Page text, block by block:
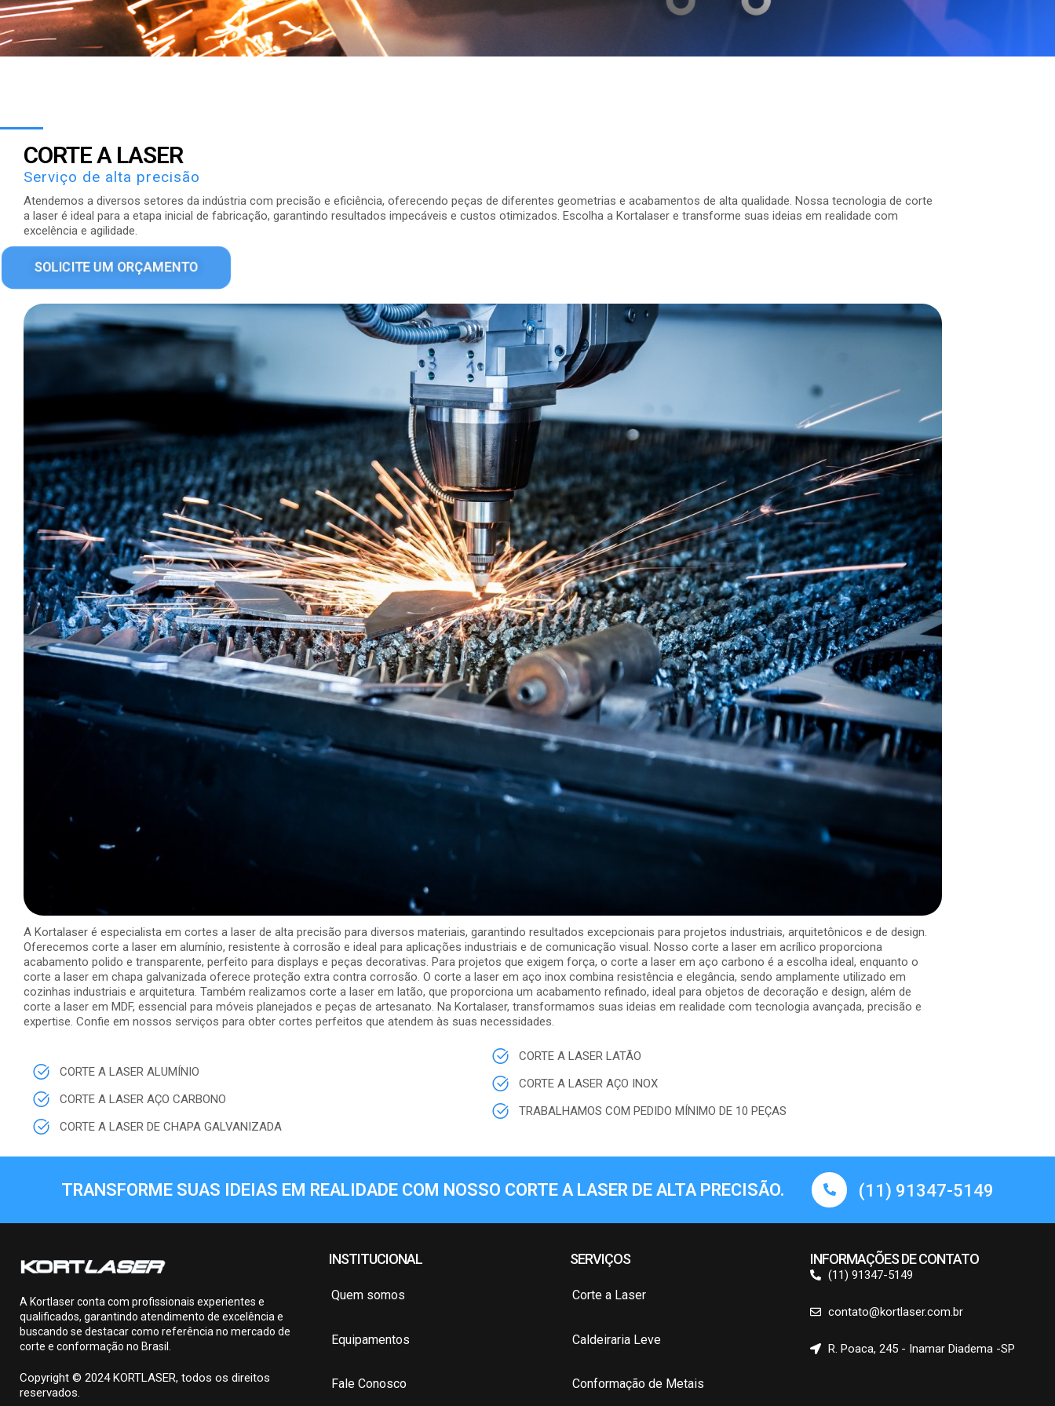
CORTE A LASER
Serviço de alta precisão
Atendemos a diversos setores da indústria com precisão e eficiência, oferecendo peças de diferentes geometrias e acabamentos de alta qualidade. Nossa tecnologia de corte
a laser é ideal para a etapa inicial de fabricação, garantindo resultados impecáveis e custos otimizados. Escolha a Kortalaser e transforme suas ideias em realidade com
excelência e agilidade.
SOLICITE UM ORÇAMENTO
A Kortalaser é especialista em cortes a laser de alta precisão para diversos materiais, garantindo resultados excepcionais para projetos industriais, arquitetônicos e de design.
Oferecemos corte a laser em alumínio, resistente à corrosão e ideal para aplicações industriais e de comunicação visual. Nosso corte a laser em acrílico proporciona
acabamento polido e transparente, perfeito para displays e peças decorativas. Para projetos que exigem força, o corte a laser em aço carbono é a escolha ideal, enquanto o
corte a laser em chapa galvanizada oferece proteção extra contra corrosão. O corte a laser em aço inox combina resistência e elegância, sendo amplamente utilizado em
cozinhas industriais e arquitetura. Também realizamos corte a laser em latão, que proporciona um acabamento refinado, ideal para objetos de decoração e design, além de
corte a laser em MDF, essencial para móveis planejados e peças de artesanato. Na Kortalaser, transformamos suas ideias em realidade com tecnologia avançada, precisão e
expertise. Confie em nossos serviços para obter cortes perfeitos que atendem às suas necessidades.
CORTE A LASER ALUMÍNIO
CORTE A LASER AÇO CARBONO
CORTE A LASER DE CHAPA GALVANIZADA
CORTE A LASER LATÃO
CORTE A LASER AÇO INOX
TRABALHAMOS COM PEDIDO MÍNIMO DE 10 PEÇAS
TRANSFORME SUAS IDEIAS EM REALIDADE COM NOSSO CORTE A LASER DE ALTA PRECISÃO. (11) 91347-5149
A Kortlaser conta com profissionais experientes e
qualificados, garantindo atendimento de excelência e
buscando se destacar como referência no mercado de
corte e conformação no Brasil.
Copyright © 2024 KORTLASER, todos os direitos
reservados.
INSTITUCIONAL
Quem somos
Equipamentos
Fale Conosco
SERVIÇOS
Corte a Laser
Caldeiraria Leve
Conformação de Metais
INFORMAÇÕES DE CONTATO
(11) 91347-5149
contato@kortlaser.com.br
R. Poaca, 245 - Inamar Diadema -SP